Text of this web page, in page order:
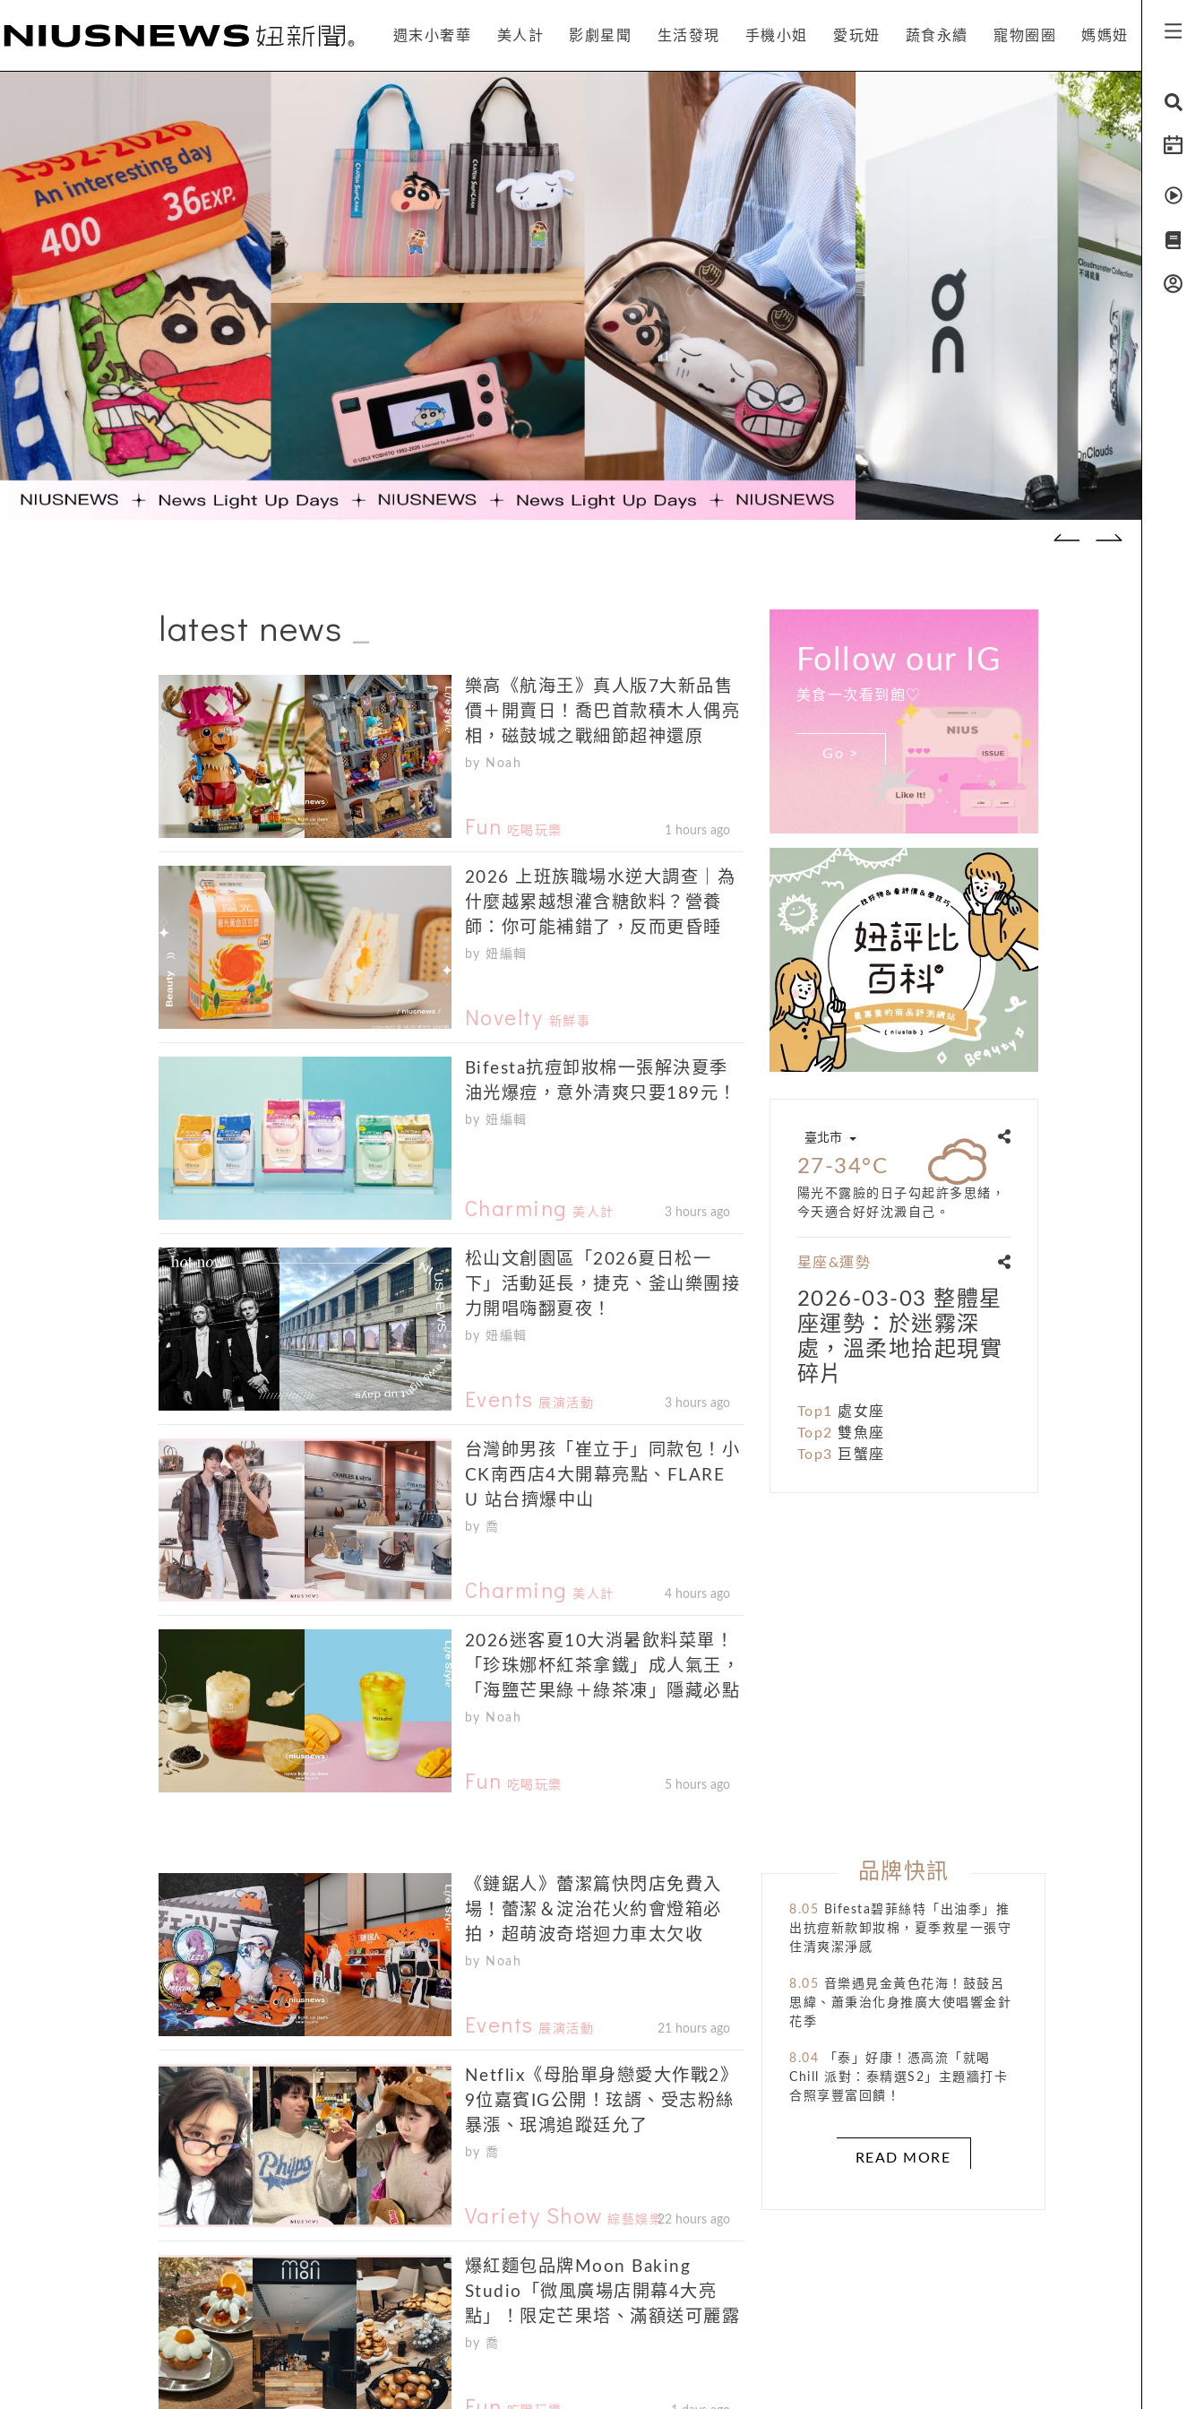
週末小奢華 美人計 影劇星聞 生活發現 手機小姐 愛玩妞 蔬食永續 寵物圈圈 媽媽妞
latest news
樂高《航海王》真人版7大新品售
價＋開賣日！喬巴首款積木人偶亮
相，磁鼓城之戰細節超神還原
by Noah
Fun 吃喝玩樂 1 hours ago
2026 上班族職場水逆大調查｜為
什麼越累越想灌含糖飲料？營養
師：你可能補錯了，反而更昏睡
by 妞編輯
Novelty 新鮮事
Bifesta抗痘卸妝棉一張解決夏季
油光爆痘，意外清爽只要189元！
by 妞編輯
Charming 美人計 3 hours ago
松山文創園區「2026夏日松一
下」活動延長，捷克、釜山樂團接
力開唱嗨翻夏夜！
by 妞編輯
Events 展演活動 3 hours ago
台灣帥男孩「崔立于」同款包！小
CK南西店4大開幕亮點、FLARE
U 站台擠爆中山
by 喬
Charming 美人計 4 hours ago
2026迷客夏10大消暑飲料菜單！
「珍珠娜杯紅茶拿鐵」成人氣王，
「海鹽芒果綠＋綠茶凍」隱藏必點
by Noah
Fun 吃喝玩樂 5 hours ago
Follow our IG
美食一次看到飽♡
Go >
臺北市
27-34°C
陽光不露臉的日子勾起許多思緒，
今天適合好好沈澱自己。
星座&運勢
2026-03-03 整體星
座運勢：於迷霧深
處，溫柔地拾起現實
碎片
Top1 處女座
Top2 雙魚座
Top3 巨蟹座
《鏈鋸人》蕾潔篇快閃店免費入
場！蕾潔＆淀治花火約會燈箱必
拍，超萌波奇塔迴力車太欠收
by Noah
Events 展演活動 21 hours ago
Netflix《母胎單身戀愛大作戰2》
9位嘉賓IG公開！玹諝、受志粉絲
暴漲、珉鴻追蹤廷允了
by 喬
Variety Show 綜藝娛樂22 hours ago
爆紅麵包品牌Moon Baking
Studio「微風廣場店開幕4大亮
點」！限定芒果塔、滿額送可麗露
by 喬
品牌快訊
8.05
Bifesta碧菲絲特「出油季」推
出抗痘新款卸妝棉，夏季救星一張守
住清爽潔淨感​
8.05 音樂遇見金黃色花海！鼓鼓呂
思緯、蕭秉治化身推廣大使唱響金針
花季
8.04 「泰」好康！憑高流「就喝
Chill 派對：泰精選S2」主題牆打卡
合照享豐富回饋！
READ MORE